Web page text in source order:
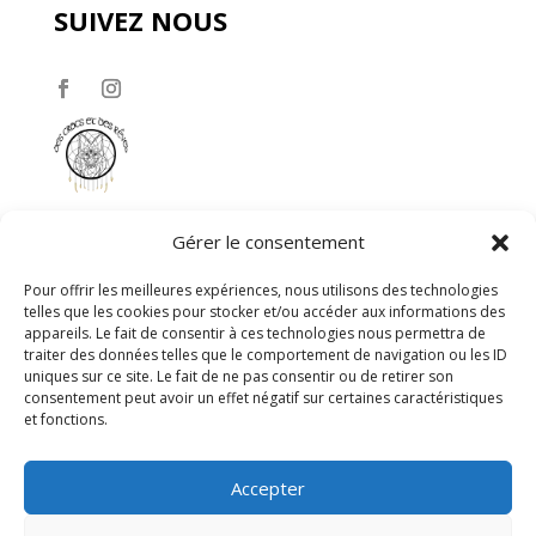
Gérer le consentement
Pour offrir les meilleures expériences, nous utilisons des technologies
telles que les cookies pour stocker et/ou accéder aux informations des
appareils. Le fait de consentir à ces technologies nous permettra de
traiter des données telles que le comportement de navigation ou les ID
uniques sur ce site. Le fait de ne pas consentir ou de retirer son
consentement peut avoir un effet négatif sur certaines caractéristiques
et fonctions.
Accepter
SUIVEZ NOUS
Des Crocs Et Des Rêves – Siren 849127584